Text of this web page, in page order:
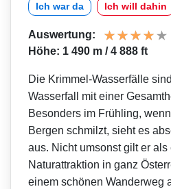
Ich war da Ich will dahin
Auswertung:
Höhe: 1 490 m / 4 888 ft
Die Krimmel-Wasserfälle
Wasserfall mit einer
Besonders im Frühling,
Bergen schmilzt, sieht es
aus. Nicht umsonst gilt er als
Naturattraktion in ganz
einem schönen Wanderweg